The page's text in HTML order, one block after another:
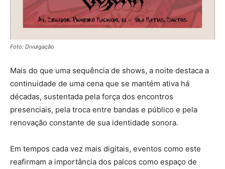
Foto: Divulgação
Mais do que uma sequência de shows, a noite destaca a
continuidade de uma cena que se mantém ativa há
décadas, sustentada pela força dos encontros
presenciais, pela troca entre bandas e público e pela
renovação constante de sua identidade sonora.
Em tempos cada vez mais digitais, eventos como este
reafirmam a importância dos palcos como espaço de